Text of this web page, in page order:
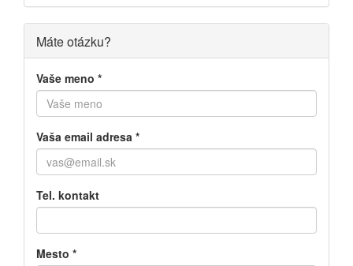
Máte otázku?
Vaše meno *
Vaša email adresa *
Tel. kontakt
Mesto *